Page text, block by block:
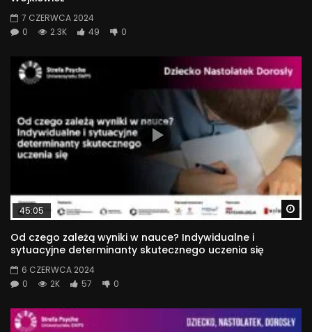
7 CZERWCA 2024
0
2.3K 49 0
45:05
Od czego zależą wyniki w nauce? Indywidualne i
sytuacyjne determinanty skutecznego uczenia się
6 CZERWCA 2024
0
2K 57 0